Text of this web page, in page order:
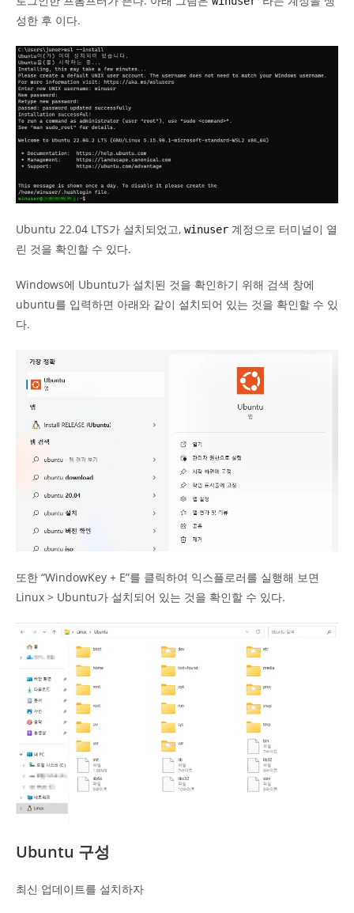
성한 후 이다.
Ubuntu 22.04 LTS가 설치되었고, winuser 계정으로 터미널이 열
린 것을 확인할 수 있다.
Windows에 Ubuntu가 설치된 것을 확인하기 위해 검색 창에
ubuntu를 입력하면 아래와 같이 설치되어 있는 것을 확인할 수 있
다.
또한 “WindowKey + E”를 클릭하여 익스플로러를 실행해 보면
Linux > Ubuntu가 설치되어 있는 것을 확인할 수 있다.
Ubuntu 구성
최신 업데이트를 설치하자